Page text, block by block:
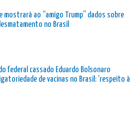
mostrará ao “amigo Trump” dados sobre
no Brasil
federal cassado Eduardo Bolsonaro
de vacinas no Brasil: ‘respeito à